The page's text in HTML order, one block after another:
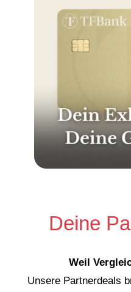
Deine
Weil
Unsere Partnerdeals